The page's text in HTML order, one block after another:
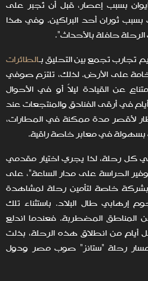
بسبب إعصار، قبل أن تُجبر على
ثوران أحد البراكين. وفي هذا
حافلة بالأحداث".
تجارب تجمع بين التحليق بـالطائرات
على الأرض. لذلك، تلتزم صوفي
عن القيادة ليلاً أو في الأحوال
أيام في أرقى الفنادق والمنتجعات عند
لأقصر مدة ممكنة في المطارات،
بسهولة في معابر خاصة راقية.
في كل رحلة، لذا يجري اختيار مقدمي
الحراسة على مدار الساعة"، على
بشركة خاصة لتأمين رحلة لمشاهدة
إرهابي طال البلاد. باستثناء تلك
المناطق المضطربة. فعندما اندلع
من انطلاق هذه الرحلة، بذلت
رحلة "ستانز" صوب مصر ودول